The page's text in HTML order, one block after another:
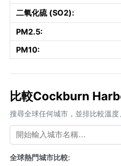
二氧化硫 (SO2):
PM2.5:
PM10:
比較Cockburn
搜尋全球任何城市，並排比較溫度
全球熱門城市比較: